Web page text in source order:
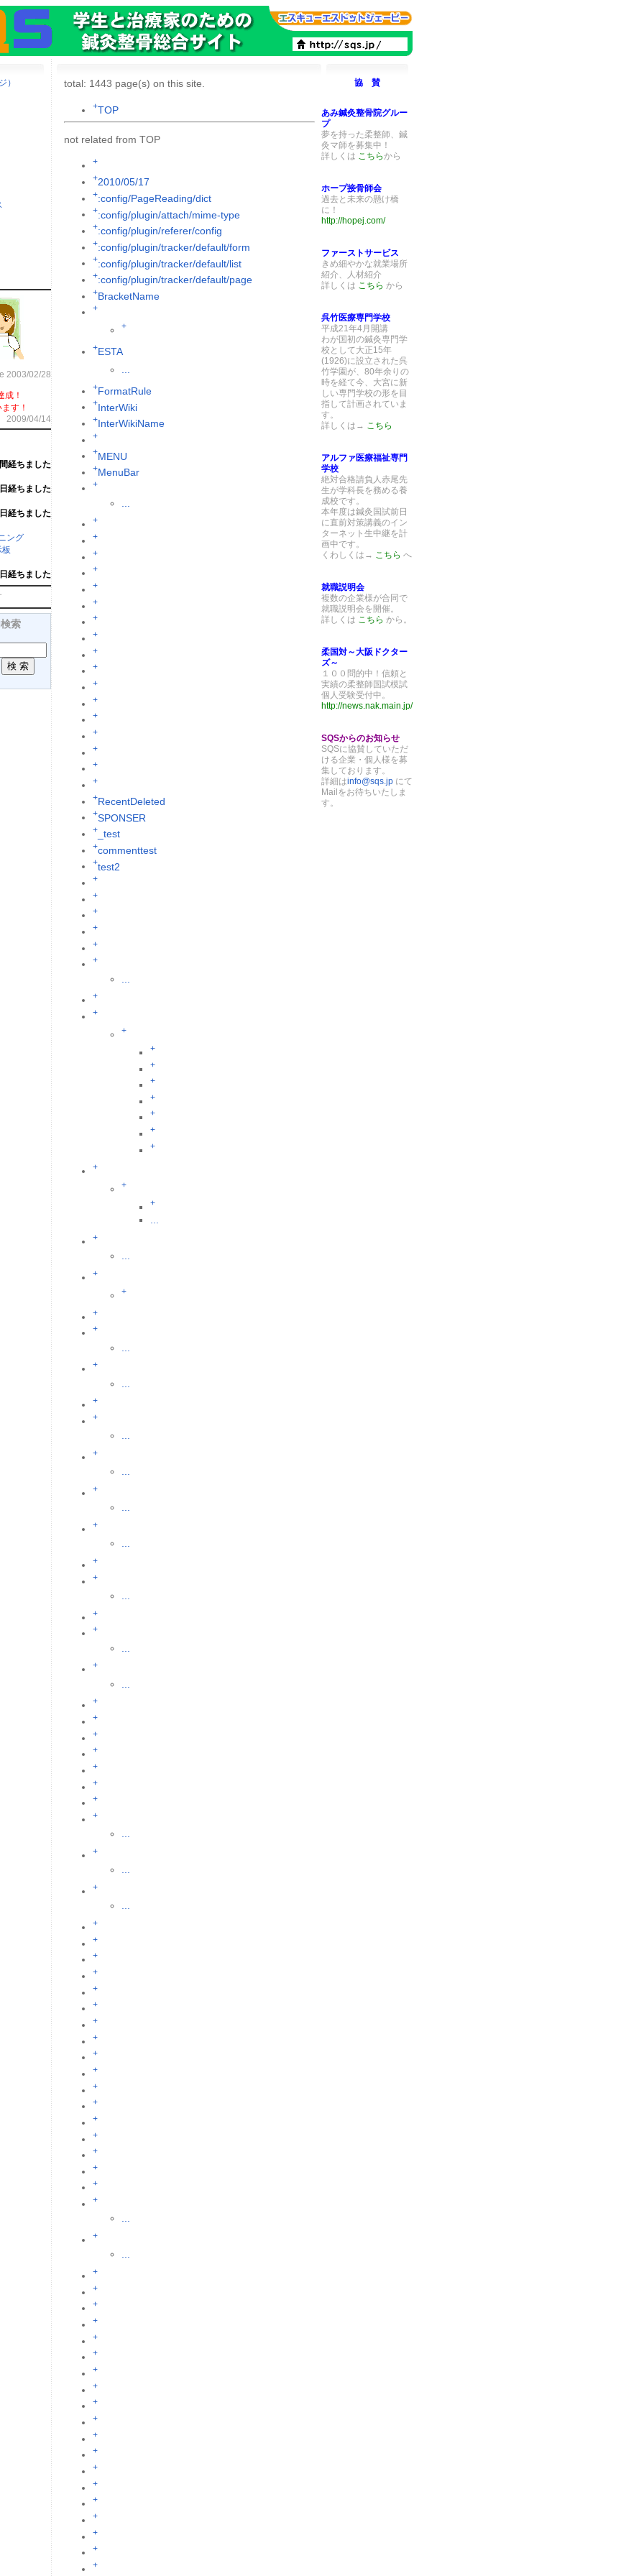
）
2003/02/28
成！
す！
2009/04/14
経ちました
経ちました
経ちました
ング
板
経ちました
索
total: 1443 page(s) on this site.
+TOP
not related from TOP
+
+2010/05/17
+:config/PageReading/dict
+:config/plugin/attach/mime-type
+:config/plugin/referer/config
+:config/plugin/tracker/default/form
+:config/plugin/tracker/default/list
+:config/plugin/tracker/default/page
+BracketName
+
+
+ESTA
+FormatRule
+InterWiki
+InterWikiName
+
+MENU
+MenuBar
+
+
+
+
+
+
+
+
+
+
+
+
+
+
+
+
+
+
+RecentDeleted
+SPONSER
+_test
+commenttest
+test2
+
+
+
+
+
+
+
+
+
+
+
+
+
+
+
+
+
+
+
...
+
...
+
+
+
+
+
+
+
...
+
...
+
...
+
...
+
+
+
+
+
+
+
+
+
+
+
+
+
...
+
...
+
...
+
+
+
+
+
+
+
+
+
+
+
+
+
+
+
+
+
+
...
+
...
+
+
+
+
+
+
+
+
+
+
+
+
+
+
+
+
+
+
+
協 賛
あみ鍼灸整骨院グルー
プ
夢を持った柔整師、鍼
灸マ師を募集中！
詳しくは こちらから
ホープ接骨師会
過去と未来の懸け橋
に！
http://hopej.com/
ファーストサービス
きめ細やかな就業場所
紹介、人材紹介
詳しくは こちら から
呉竹医療専門学校
平成21年4月開講
わが国初の鍼灸専門学
校として大正15年
(1926)に設立された呉
竹学園が、80年余りの
時を経て今、大宮に新
しい専門学校の形を目
指して計画されていま
す。
詳しくは→ こちら
アルファ医療福祉専門
学校
絶対合格請負人赤尾先
生が学科長を務める養
成校です。
本年度は鍼灸国試前日
に直前対策講義のイン
ターネット生中継を計
画中です。
くわしくは→ こちら へ
就職説明会
複数の企業様が合同で
就職説明会を開催。
詳しくは こちら から。
柔国対～大阪ドクター
ズ～
１００問的中！信頼と
実績の柔整師国試模試
個人受験受付中。
http://news.nak.main.jp/
SQSからのお知らせ
SQSに協賛していただ
ける企業・個人様を募
集しております。
詳細はinfo@sqs.jp にて
Mailをお待ちいたしま
す。